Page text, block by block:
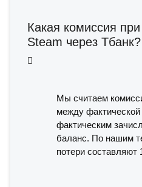
Какая комиссия
Steam через Тбанк?
Мы считаем
между фактической
фактическим
баланс. По нашим
потери составляют